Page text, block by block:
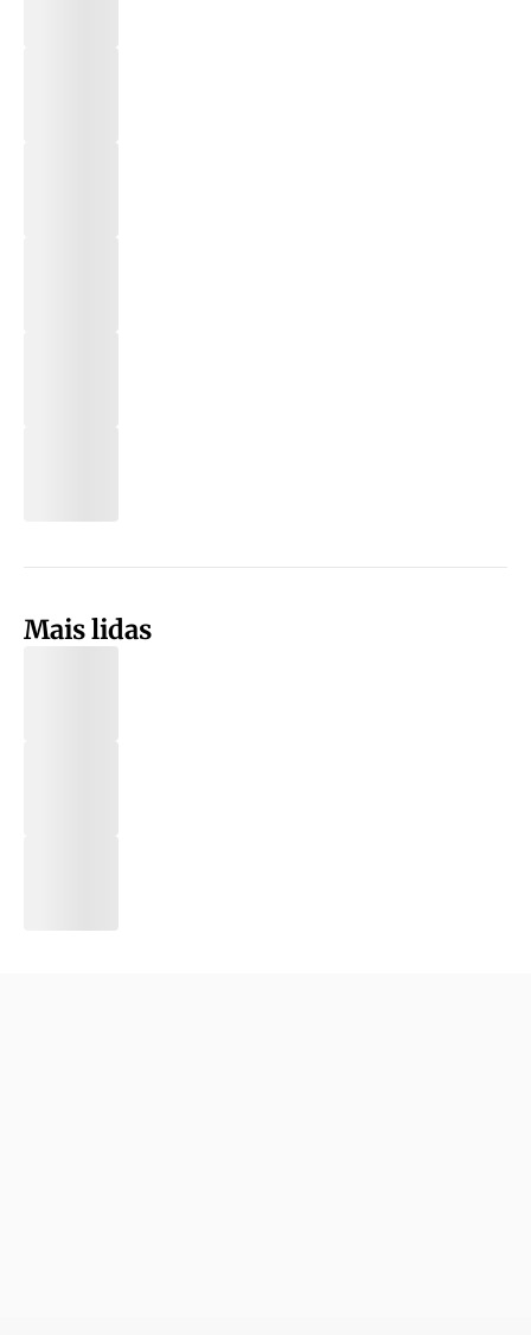
Mais lidas